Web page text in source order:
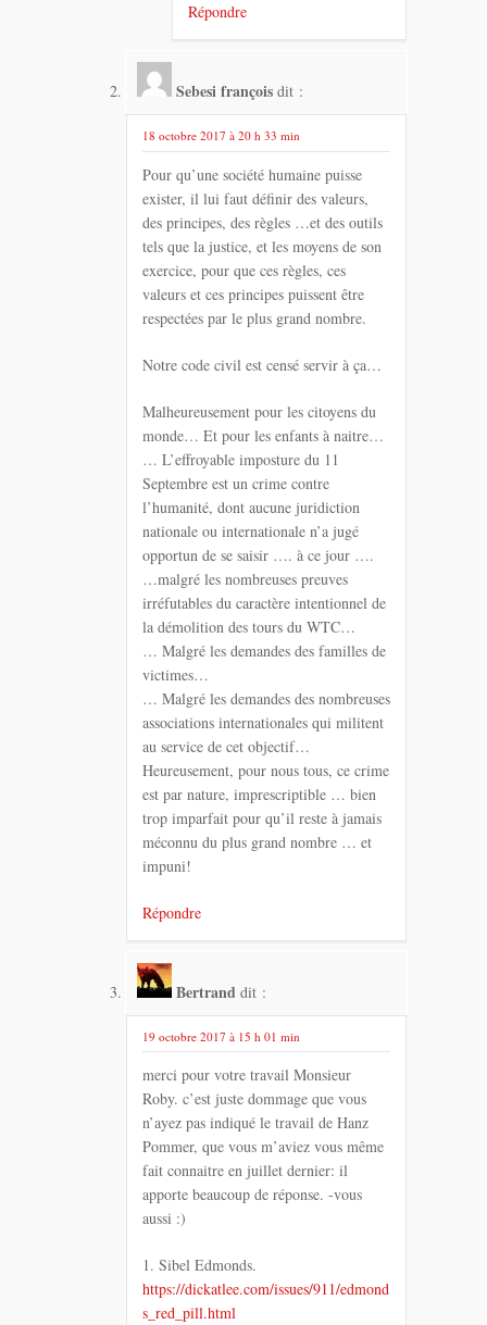
Répondre
Sebesi françois dit :
18 octobre 2017 à 20 h 33 min
Pour qu’une société humaine puisse
exister, il lui faut définir des valeurs,
des principes, des règles …et des outils
tels que la justice, et les moyens de son
exercice, pour que ces règles, ces
valeurs et ces principes puissent être
respectées par le plus grand nombre.
Notre code civil est censé servir à ça…
Malheureusement pour les citoyens du
monde… Et pour les enfants à naitre…
… L’effroyable imposture du 11
Septembre est un crime contre
l’humanité, dont aucune juridiction
nationale ou internationale n’a jugé
opportun de se saisir …. à ce jour ….
…malgré les nombreuses preuves
irréfutables du caractère intentionnel de
la démolition des tours du WTC…
… Malgré les demandes des familles de
victimes…
… Malgré les demandes des nombreuses
associations internationales qui militent
au service de cet objectif…
Heureusement, pour nous tous, ce crime
est par nature, imprescriptible … bien
trop imparfait pour qu’il reste à jamais
méconnu du plus grand nombre … et
impuni!
Répondre
Bertrand dit :
19 octobre 2017 à 15 h 01 min
merci pour votre travail Monsieur
Roby. c’est juste dommage que vous
n’ayez pas indiqué le travail de Hanz
Pommer, que vous m’aviez vous même
fait connaitre en juillet dernier: il
apporte beaucoup de réponse. -vous
aussi :)
1. Sibel Edmonds.
https://dickatlee.com/issues/911/edmond
s_red_pill.html